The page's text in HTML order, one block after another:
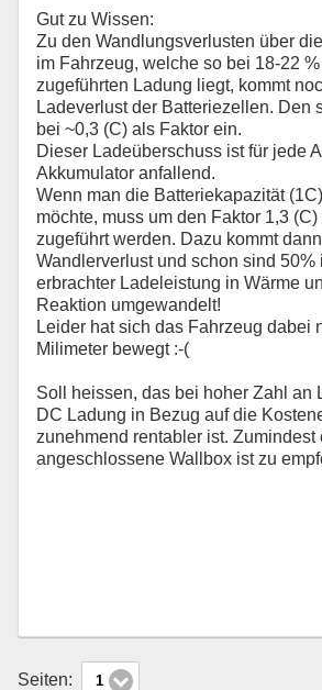
Gut zu Wissen:
Zu den Wandlungsverlusten über
im Fahrzeug, welche so bei 18-22
zugeführten Ladung liegt, kommt
Ladeverlust der Batteriezellen. Den
bei ~0,3 (C) als Faktor ein.
Dieser Ladeüberschuss ist für jede
Akkumulator anfallend.
Wenn man die Batteriekapazität
möchte, muss um den Faktor 1,3
zugeführt werden. Dazu kommt
Wandlerverlust und schon sind 50%
erbrachter Ladeleistung in Wärme
Reaktion umgewandelt!
Leider hat sich das Fahrzeug dabei
Milimeter bewegt :-(
Soll heissen, das bei hoher Zahl an
DC Ladung in Bezug auf die
zunehmend rentabler ist. Zumindest
angeschlossene Wallbox ist zu
Seiten: 1